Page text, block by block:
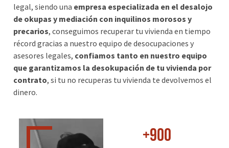
legal, siendo una empresa especializada en el desalojo
de okupas y mediación con inquilinos morosos y
precarios, conseguimos recuperar tu vivienda en tiempo
récord gracias a nuestro equipo de desocupaciones y
asesores legales, confiamos tanto en nuestro equipo
que garantizamos la desokupación de tu vivienda por
contrato, si tu no recuperas tu vivienda te devolvemos el
dinero.
+900